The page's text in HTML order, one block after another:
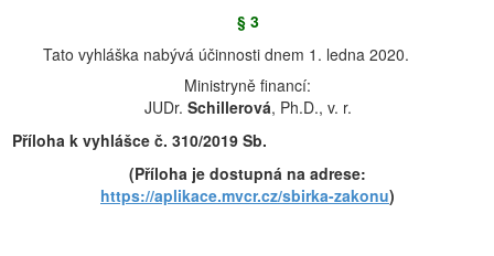
§ 3
Tato vyhláška nabývá účinnosti dnem 1. ledna 2020.
Ministryně financí:
JUDr. Schillerová, Ph.D., v. r.
Příloha k vyhlášce č. 310/2019 Sb.
(Příloha je dostupná na adrese:
https://aplikace.mvcr.cz/sbirka-zakonu)